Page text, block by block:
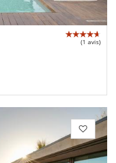
(1 avis)